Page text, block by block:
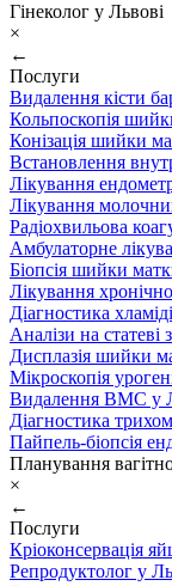
Гінеколог у Львові
×
←
Послуги
Видалення кісти
Кольпоскопія
Конізація шийки
Встановлення
Лікування
Лікування
Радіохвильова
Амбулаторне
Біопсія шийки
Лікування
Діагностика
Аналізи на статеві
Дисплазія шийки
Мікроскопія
Видалення ВМС у
Діагностика
Пайпель-біопсія
Планування
×
←
Послуги
Кріоконсервація
Репродуктолог у